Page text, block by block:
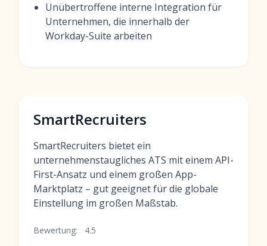
Unübertroffene interne Integration für
Unternehmen, die innerhalb der
Workday-Suite arbeiten
SmartRecruiters
SmartRecruiters bietet ein
unternehmenstaugliches ATS mit einem API-
First-Ansatz und einem großen App-
Marktplatz – gut geeignet für die globale
Einstellung im großen Maßstab.
Bewertung: 4.5